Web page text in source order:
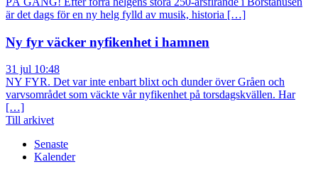
är det dags för en ny helg fylld av musik, historia […]
Ny fyr väcker nyfikenhet i hamnen
31 jul 10:48
NY FYR. Det var inte enbart blixt och dunder över Gråen och
varvsområdet som väckte vår nyfikenhet på torsdagskvällen. Har
[…]
Till arkivet
Senaste
Kalender